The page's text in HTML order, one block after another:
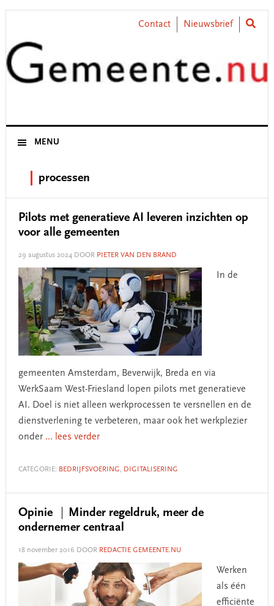
Skip
primary
navigation
Skip
content
Skip
primary
sidebar
Skip
footer
Contact Nieuwsbrief
MENU
processen
Pilots met generatieve AI leveren inzichten op
voor alle gemeenten
29 augustus 2024DOOR PIETER VAN DEN BRAND
In de
gemeenten Amsterdam, Beverwijk, Breda en via
WerkSaam West-Friesland lopen pilots met generatieve
AI. Doel is niet alleen werkprocessen te versnellen en de
dienstverlening te verbeteren, maar ook het werkplezier
onder ... lees verder
CATEGORIE: BEDRIJFSVOERING, DIGITALISERING
Opinie
Minder regeldruk, meer de
ondernemer centraal
18 november 2016 DOOR REDACTIE GEMEENTE.NU
Werken
als één
efficiënte